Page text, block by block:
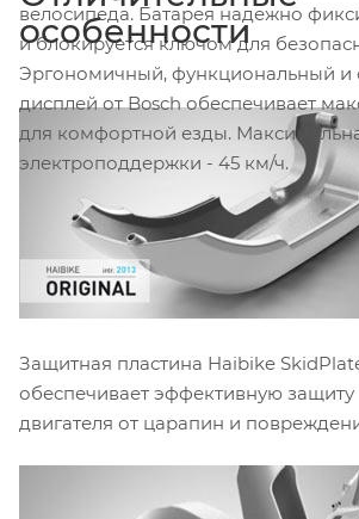
велосипеда. Батарея надежно
и блокируется ключом для
Эргономичный, функциональный и
дисплей от Bosch обеспечивает
для комфортной езды.
электроподдержки - 45 км/ч.
особенности
Защитная пластина Haibike
обеспечивает эффективную защиту
двигателя от царапин и